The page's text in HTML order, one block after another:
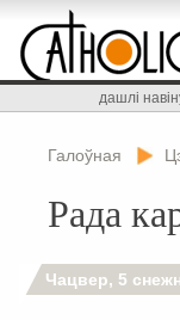
дашлі
Галоўная
Рада
Чацвер, 5